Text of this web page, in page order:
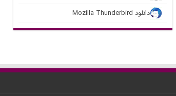
دانلود Mozilla Thunderbird